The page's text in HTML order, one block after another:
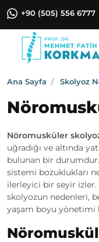
+90 (505) 556 6777
Ana Sayfa Skolyoz
Nöromusküler
uğradığı ve altında
bulunan bir
sistemi bozuklukları
ilerleyici bir seyir
skolyozun nedenleri,
yaşam boyu yönetimi